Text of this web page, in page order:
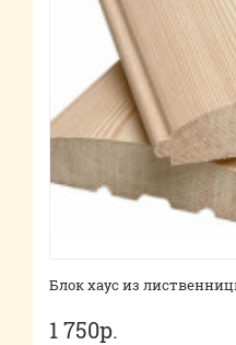
Блок хаус из
1 750р.